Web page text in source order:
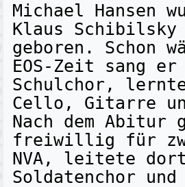
Michael Hansen
Klaus Schibilsky
geboren. Schon
EOS-Zeit sang er
Schulchor,
Cello, Gitarre
Nach dem Abitur
freiwillig für
NVA, leitete
Soldatenchor